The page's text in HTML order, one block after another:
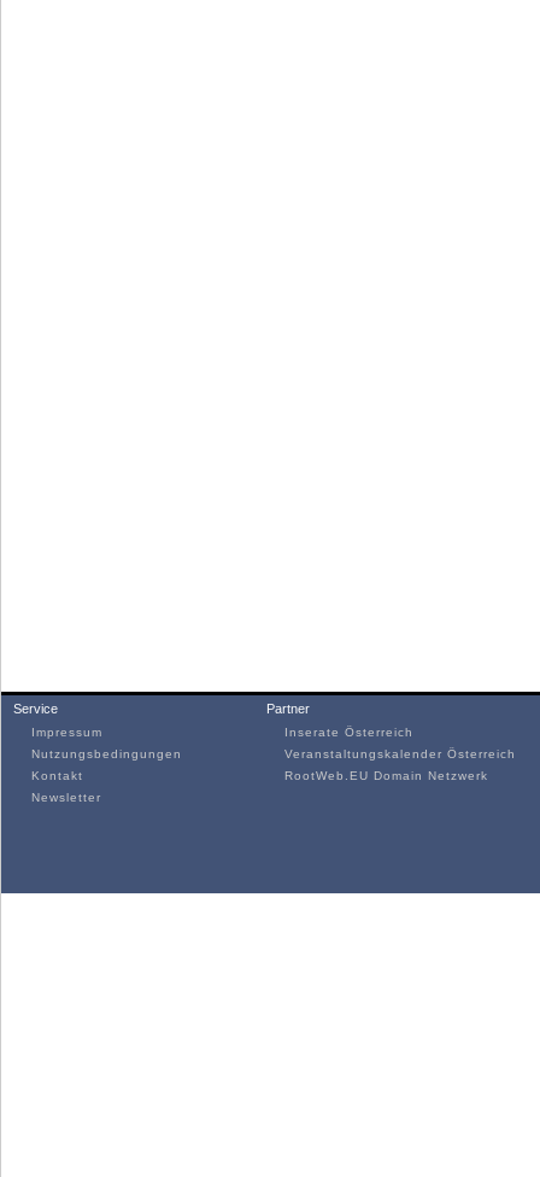
Service
Impressum
Nutzungsbedingungen
Kontakt
Newsletter
Partner
Inserate Österreich
Veranstaltungskalender Österreich
RootWeb.EU Domain Netzwerk